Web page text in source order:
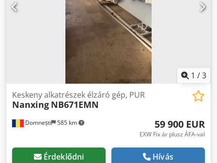
1 /3
Domnești 585 km
Keskeny alkatrészek élzáró gép, PUR
Nanxing NB671EMN
59 900 EUR
EXW Fix ár plusz ÁFA-val
Érdeklődni Hívás